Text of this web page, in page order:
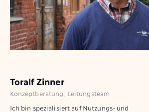
Toralf Zinner
Konzeptberatung, Leitungsteam
Ich bin spezialisiert auf Nutzungs- und